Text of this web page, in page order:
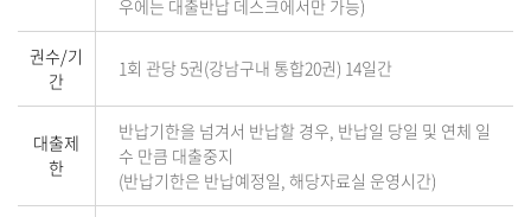
우에는 대출반납 데스크에서만 가능)
권수/기
간
1회 관당 5권(강남구내 통합20권) 14일간
대출제
한
반납기한을 넘겨서 반납할 경우, 반납일 당일 및 연체 일
수 만큼 대출중지
(반납기한은 반납예정일, 해당자료실 운영시간)